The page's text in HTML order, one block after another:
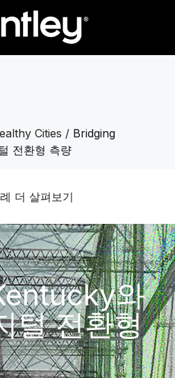
Cities / Bridging
전환형 측량
더 살펴보기
와
털 전환형